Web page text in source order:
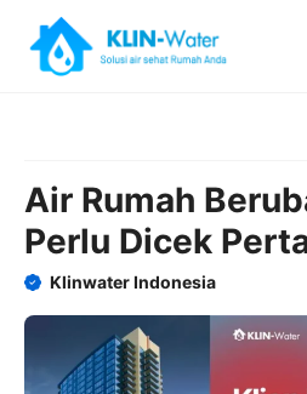
content
Air Rumah
Perlu Dicek
Klinwater Indonesia